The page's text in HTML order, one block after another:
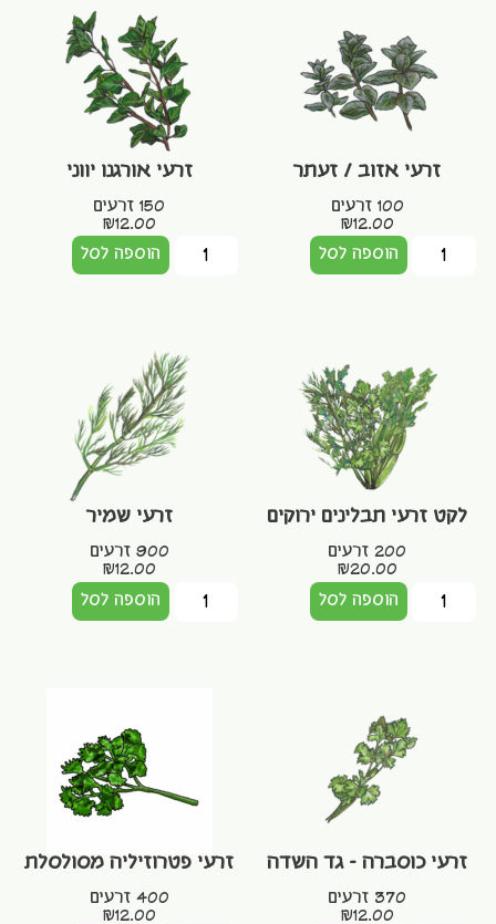
זרעי אזוב / זעתר
100 זרעים
₪12.00
הוספה לסל
זרעי אורגנו יווני
150 זרעים
₪12.00
הוספה לסל
לקט זרעי תבלינים ירוקים
200 זרעים
₪20.00
הוספה לסל
זרעי שמיר
900 זרעים
₪12.00
הוספה לסל
זרעי כוסברה – גד השדה
370 זרעים
₪12.00
זרעי פטרוזיליה מסולסלת
400 זרעים
₪12.00